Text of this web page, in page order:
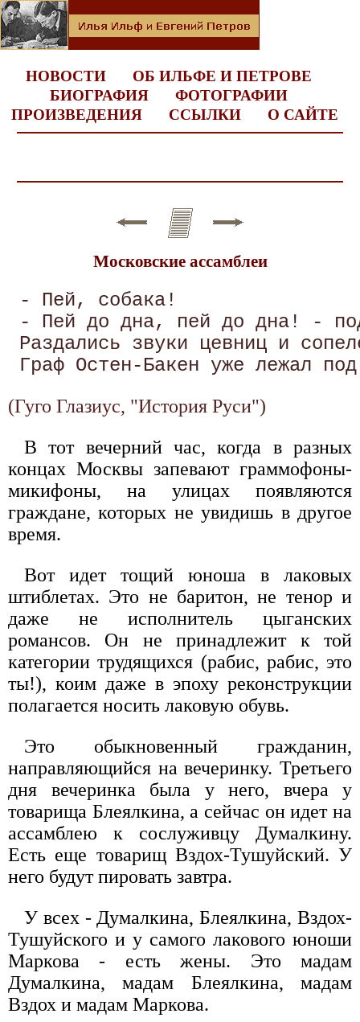
НОВОСТИ
ОБ ИЛЬФЕ И ПЕТРОВЕ
БИОГРАФИЯ
ФОТОГРАФИИ
ПРОИЗВЕДЕНИЯ
ССЫЛКИ О САЙТЕ
Московские ассамблеи
- Пей, собака!
- Пей до дна, пей до дна! -
Раздались звуки цевниц и
(Гуго Глазиус, "История Руси")
В тот вечерний час, когда в разных
концах Москвы запевают граммофоны-
микифоны, на улицах появляются
граждане, которых не увидишь в другое
время.
Вот идет тощий юноша в лаковых
штиблетах. Это не баритон, не тенор и
даже не исполнитель цыганских
романсов. Он не принадлежит к той
категории трудящихся (рабис, рабис, это
ты!), коим даже в эпоху реконструкции
полагается носить лаковую обувь.
Это обыкновенный гражданин,
направляющийся на вечеринку. Третьего
дня вечеринка была у него, вчера у
товарища Блеялкина, а сейчас он идет на
ассамблею к сослуживцу Думалкину.
Есть еще товарищ Вздох-Тушуйский. У
него будут пировать завтра.
У всех - Думалкина, Блеялкина, Вздох-
Тушуйского и у самого лакового юноши
Маркова - есть жены. Это мадам
Думалкина, мадам Блеялкина, мадам
Вздох и мадам Маркова.